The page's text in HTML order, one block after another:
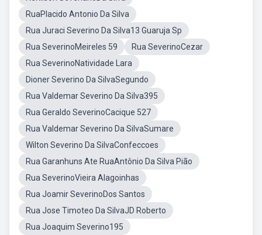
RuaPlacido Antonio Da Silva
Rua Juraci Severino Da Silva13 Guaruja Sp
Rua SeverinoMeireles 59
Rua SeverinoCezar
Rua SeverinoNatividade Lara
Dioner Severino Da SilvaSegundo
Rua Valdemar Severino Da Silva395
Rua Geraldo SeverinoCacique 527
Rua Valdemar Severino Da SilvaSumare
Wilton Severino Da SilvaConfeccoes
Rua Garanhuns Ate RuaAntônio Da Silva Pião
Rua SeverinoVieira Alagoinhas
Rua Joamir SeverinoDos Santos
Rua Jose Timoteo Da SilvaJD Roberto
Rua Joaquim Severino195